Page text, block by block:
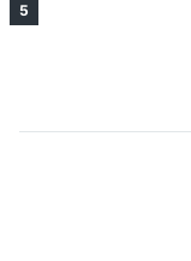
5